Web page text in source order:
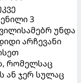
3
უნდა
არჩევანი
რომელსაც
ან ჯერ სულაც